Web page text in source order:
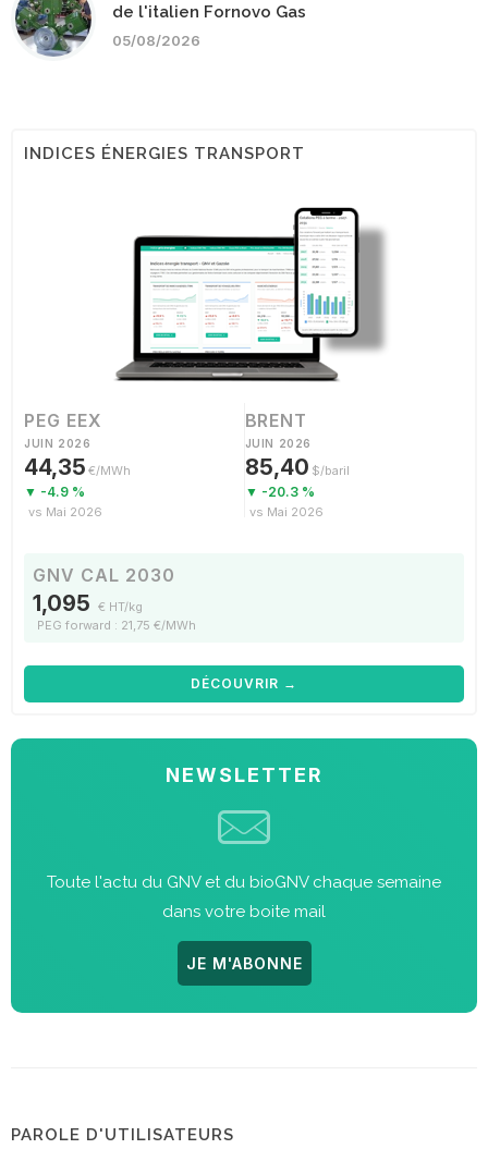
de l'italien Fornovo Gas
05/08/2026
INDICES ÉNERGIES TRANSPORT
PEG EEX
JUIN 2026
44,35 €/MWh
▼ -4.9 %
vs Mai 2026
BRENT
JUIN 2026
85,40 $/baril
▼ -20.3 %
vs Mai 2026
GNV CAL 2030
1,095 € HT/kg
PEG forward : 21,75 €/MWh
DÉCOUVRIR →
NEWSLETTER
Toute l'actu du GNV et du bioGNV chaque semaine
dans votre boite mail
JE M'ABONNE
PAROLE D'UTILISATEURS